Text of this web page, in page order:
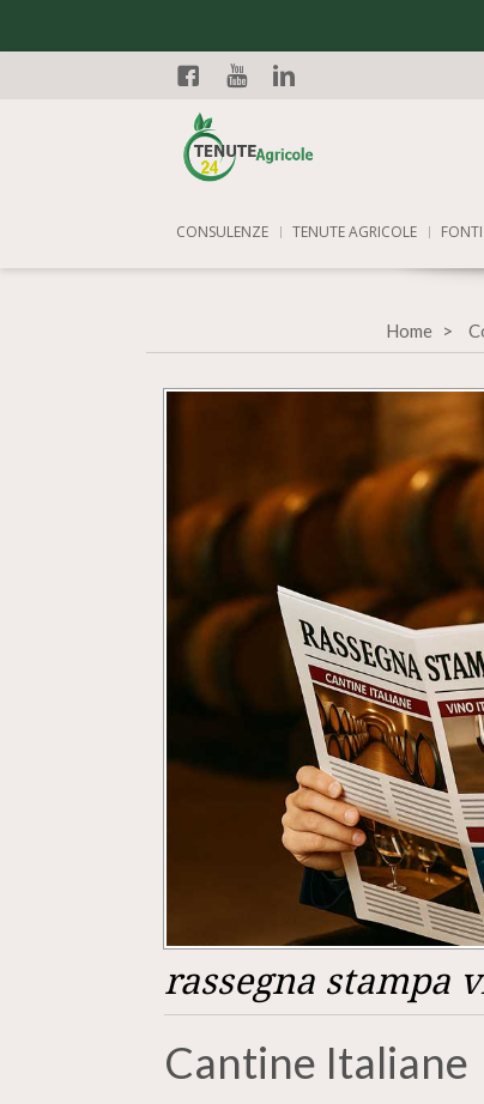
Facebook
CONSULENZE TENUTE AGRICOLE
Home
rassegna stampa
Cantine Italiane